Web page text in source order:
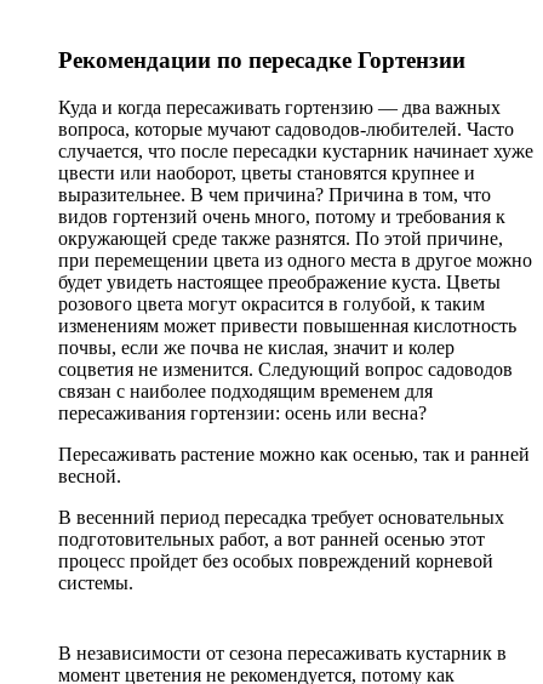
Рекомендации по пересадке Гортензии
Куда и когда пересаживать гортензию — два важных
вопроса, которые мучают садоводов-любителей. Часто
случается, что после пересадки кустарник начинает хуже
цвести или наоборот, цветы становятся крупнее и
выразительнее. В чем причина? Причина в том, что
видов гортензий очень много, потому и требования к
окружающей среде также разнятся. По этой причине,
при перемещении цвета из одного места в другое можно
будет увидеть настоящее преображение куста. Цветы
розового цвета могут окрасится в голубой, к таким
изменениям может привести повышенная кислотность
почвы, если же почва не кислая, значит и колер
соцветия не изменится. Следующий вопрос садоводов
связан с наиболее подходящим временем для
пересаживания гортензии: осень или весна?
Пересаживать растение можно как осенью, так и ранней
весной.
В весенний период пересадка требует основательных
подготовительных работ, а вот ранней осенью этот
процесс пройдет без особых повреждений корневой
системы.
В независимости от сезона пересаживать кустарник в
момент цветения не рекомендуется, потому как